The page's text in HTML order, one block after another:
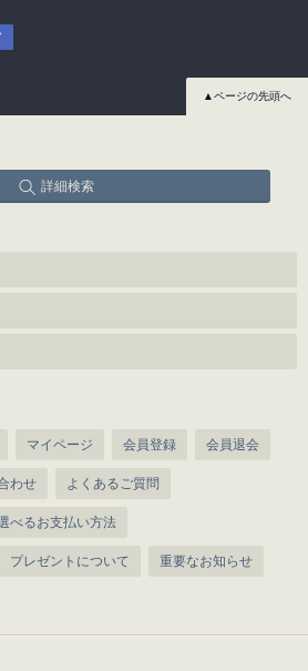
▲ページの先頭へ
詳細検索
マイページ 会員登録 会員退会
わせ よくあるご質問
べるお支払い方法
プレゼントについて 重要なお知らせ